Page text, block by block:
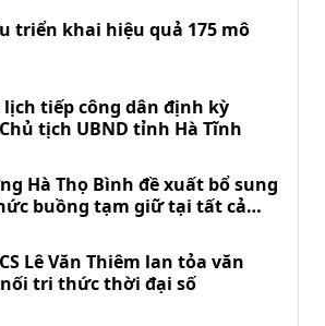
triển khai hiệu quả 175 mô
lịch tiếp công dân định kỳ
tịch UBND tỉnh Hà Tĩnh
Hà Thọ Bình đề xuất bổ sung
buồng tạm giữ tại tất cả
Lê Văn Thiêm lan tỏa văn
nối tri thức thời đại số